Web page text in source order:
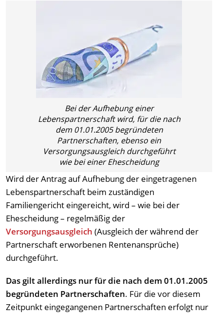
Bei der Aufhebung einer
Lebenspartnerschaft wird, für die nach
dem 01.01.2005 begründeten
Partnerschaften, ebenso ein
Versorgungsausgleich durchgeführt
wie bei einer Ehescheidung
Wird der Antrag auf Aufhebung der eingetragenen
Lebenspartnerschaft beim zuständigen
Familiengericht eingereicht, wird – wie bei der
Ehescheidung – regelmäßig der
Versorgungsausgleich (Ausgleich der während der
Partnerschaft erworbenen Rentenansprüche)
durchgeführt.
Das gilt allerdings nur für die nach dem 01.01.2005
begründeten Partnerschaften. Für die vor diesem
Zeitpunkt eingegangenen Partnerschaften erfolgt nur